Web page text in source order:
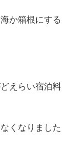
か箱根にする
えらい宿泊料
くなりました